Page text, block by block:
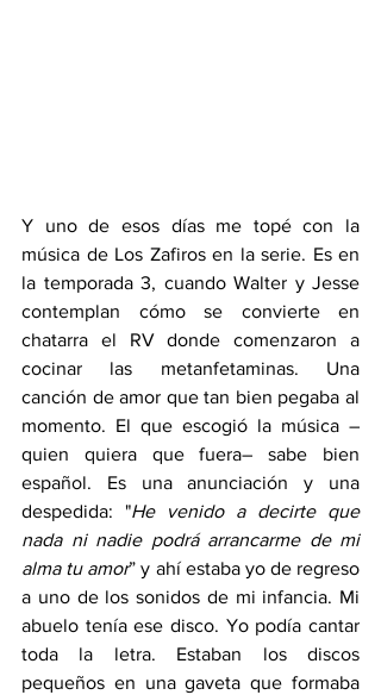
Y uno de esos días me topé con la
música de Los Zafiros en la serie. Es en
la temporada 3, cuando Walter y Jesse
contemplan cómo se convierte en
chatarra el RV donde comenzaron a
cocinar las metanfetaminas. Una
canción de amor que tan bien pegaba al
momento. El que escogió la música –
quien quiera que fuera– sabe bien
español. Es una anunciación y una
despedida: "He venido a decirte que
nada ni nadie podrá arrancarme de mi
alma tu amor” y ahí estaba yo de regreso
a uno de los sonidos de mi infancia. Mi
abuelo tenía ese disco. Yo podía cantar
toda la letra. Estaban los discos
pequeños en una gaveta que formaba